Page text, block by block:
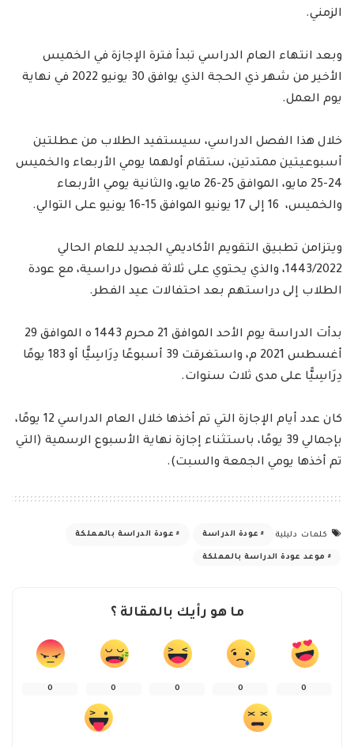
الزمني.
وبعد انتهاء العام الدراسي تبدأ فترة الإجازة في الخميس
الأخير من شهر ذي الحجة الذي يوافق 30 يونيو 2022 في نهاية
يوم العمل.
خلال هذا الفصل الدراسي، سيستفيد الطلاب من عطلتين
أسبوعيتين ممتدتين، ستقام أولهما يومي الأربعاء والخميس
24-25 مايو، الموافق 25-26 مايو، والثانية يومي الأربعاء
والخميس، 16 إلى 17 يونيو الموافق 15-16 يونيو على التوالي.
ويتزامن تطبيق التقويم الأكاديمي الجديد للعام الحالي
1443/2022، والذي يحتوي على ثلاثة فصول دراسية، مع عودة
الطلاب إلى دراستهم بعد احتفالات عيد الفطر.
بدأت الدراسة يوم الأحد الموافق 21 محرم 1443 ه الموافق 29
أغسطس 2021 م، واستغرقت 39 أسبوعًا دِرَاسِيًّا أو 183 يومًا
دِرَاسِيًّا على مدى ثلاث سنوات.
كان عدد أيام الإجازة التي تم أخذها خلال العام الدراسي 12 يومًا،
بإجمالي 39 يومًا، باستثناء إجازة نهاية الأسبوع الرسمية (التي
تم أخذها يومي الجمعة والسبت).
كلمات دليلية عودة الدراسة عودة الدراسة بالمملكة
موعد عودة الدراسة بالمملكة
ما هو رأيك بالمقالة ؟
0
0
0
0
0